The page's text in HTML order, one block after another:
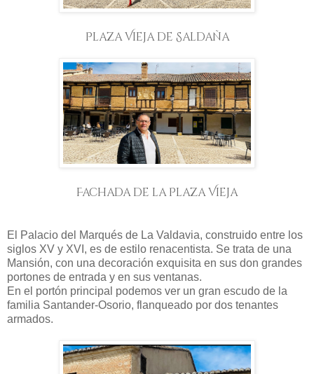
Plaza Vieja de Saldaña
Fachada de la Plaza Vieja
El Palacio del Marqués de La Valdavia, construido entre los
siglos XV y XVI, es de estilo renacentista. Se trata de una
Mansión, con una decoración exquisita en sus don grandes
portones de entrada y en sus ventanas.
En el portón principal podemos ver un gran escudo de la
familia Santander-Osorio, flanqueado por dos tenantes
armados.